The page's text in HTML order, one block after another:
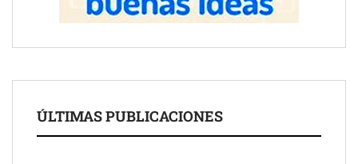
ÚLTIMAS PUBLICACIONES